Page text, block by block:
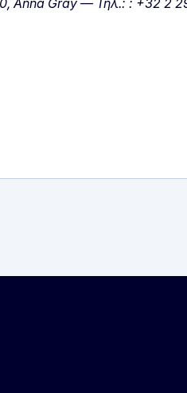
Anna Gray — Τηλ.: : +32 2